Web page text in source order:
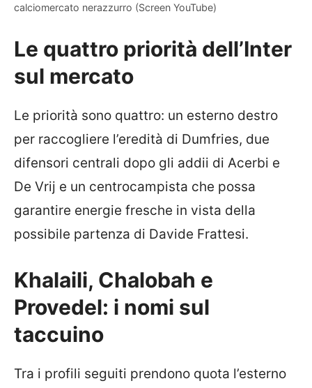
calciomercato nerazzurro (Screen YouTube)
Le quattro priorità dell’Inter
sul mercato
Le priorità sono quattro: un esterno destro
per raccogliere l’eredità di Dumfries, due
difensori centrali dopo gli addii di Acerbi e
De Vrij e un centrocampista che possa
garantire energie fresche in vista della
possibile partenza di Davide Frattesi.
Khalaili, Chalobah e
Provedel: i nomi sul
taccuino
Tra i profili seguiti prendono quota l’esterno